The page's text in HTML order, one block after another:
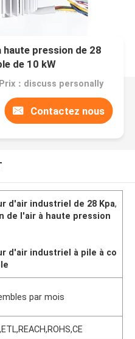
pression de 28
de 10 kW
Prix：discuss personally
Contactez nous
d'air industriel de 28 Kpa,
de l'air à haute pression
d'air industriel à pile à co
par mois